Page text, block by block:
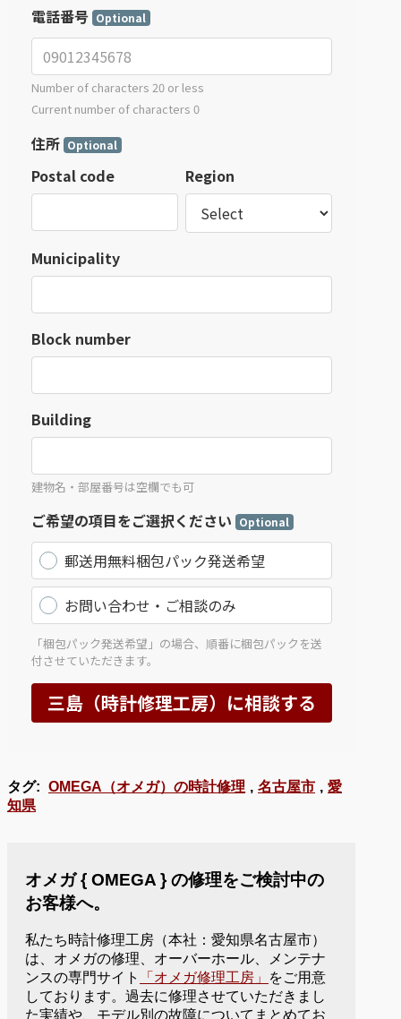
タグ: OMEGA（オメガ）の時計修理 , 名古屋市 , 愛
知県
オメガ { OMEGA } の修理をご検討中の
お客様へ。
私たち時計修理工房（本社：愛知県名古屋市）
は、オメガの修理、オーバーホール、メンテナ
ンスの専門サイト
「オメガ修理工房」
をご用意
しております。過去に修理させていただきまし
た実績や、モデル別の故障についてまとめてお